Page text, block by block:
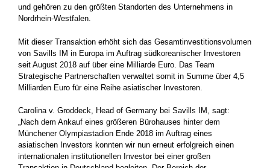
und gehören zu den größten Standorten des Unternehmens in
Nordrhein-Westfalen.
Mit dieser Transaktion erhöht sich das Gesamtinvestitionsvolumen
von Savills IM in Europa im Auftrag südkoreanischer Investoren
seit August 2018 auf über eine Milliarde Euro. Das Team
Strategische Partnerschaften verwaltet somit in Summe über 4,5
Milliarden Euro für eine Reihe asiatischer Investoren.
Carolina v. Groddeck, Head of Germany bei Savills IM, sagt:
„Nach dem Ankauf eines größeren Bürohauses hinter dem
Münchener Olympiastadion Ende 2018 im Auftrag eines
asiatischen Investors konnten wir nun erneut erfolgreich einen
internationalen institutionellen Investor bei einer großen